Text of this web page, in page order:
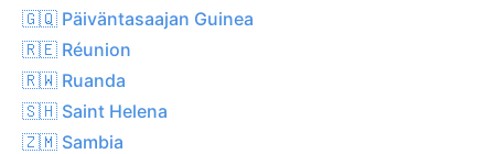
🇬🇶 Päiväntasaajan Guinea
🇷🇪 Réunion
🇷🇼 Ruanda
🇸🇭 Saint Helena
🇿🇲 Sambia